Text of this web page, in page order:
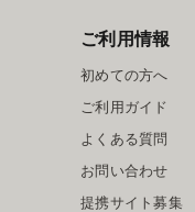
ご利用情報
初めての方へ
ご利用ガイド
よくある質問
お問い合わせ
提携サイト募集